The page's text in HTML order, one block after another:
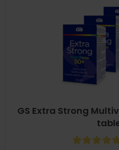
GS Extra Strong